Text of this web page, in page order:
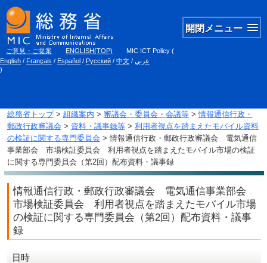
開閉メニュー
ご意見・ご提案 ENGLISH(TOP) MIC ICT Policy (
English / Français / Español / Русский / 中文 / عربي
)
総務省トップ> 組織案内 > 審議会・委員会・会議等>情報通信行政・
郵政行政審議会 > 資料・議事録等> 利用者視点を踏まえたモバイル資料
の検証に関する専門委員会 > 情報通信行政・郵政行政審議会 電気通信
事業部会 市場検証委員会 利用者視点を踏まえたモバイル市場の検証
に関する専門委員会（第2回）配布資料・議事録
情報通信行政・郵政行政審議会 電気通信事業部会
市場検証委員会 利用者視点を踏まえたモバイル市場
の検証に関する専門委員会（第2回）配布資料・議事
録
日時